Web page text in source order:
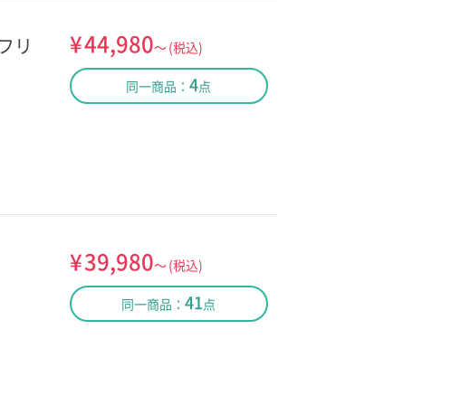
リ
¥44,980～(税込)
同一商品：4点
¥39,980～(税込)
同一商品：41点